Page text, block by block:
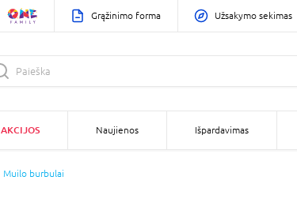
Grąžinimo forma Užsakymo sekimas
AKCIJOS Naujienos Išpardavimas
Muilo burbulai